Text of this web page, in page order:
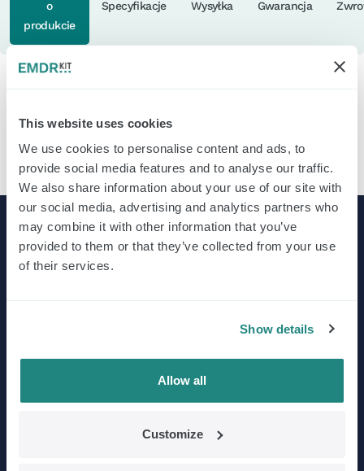
This website uses cookies
We use cookies to personalise content and ads, to
provide social media features and to analyse our traffic.
We also share information about your use of our site with
our social media, advertising and analytics partners who
may combine it with other information that you’ve
provided to them or that they’ve collected from your use
of their services.
Show details
Allow all
Customize
o
produkcie
Specyfikacje Wysyłka Gwarancja
statywu. Może służyć np. jako zapasowa lub zamienna.
controller sterowania lampą Light Tube potrzebny jest
również controller .